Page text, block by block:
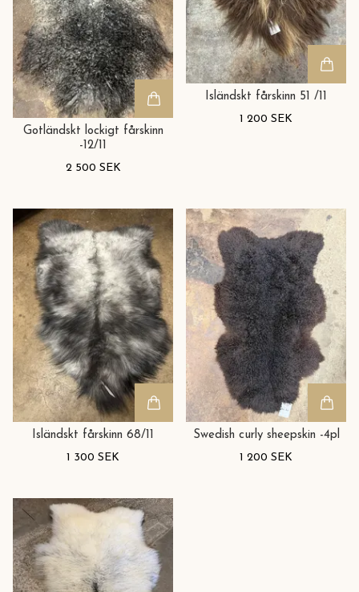
Gotländskt lockigt fårskinn
-12/11
2 500 SEK
Isländskt fårskinn 51 /11
1 200 SEK
Isländskt fårskinn 68/11
1 300 SEK
Swedish curly sheepskin -4pl
1 200 SEK